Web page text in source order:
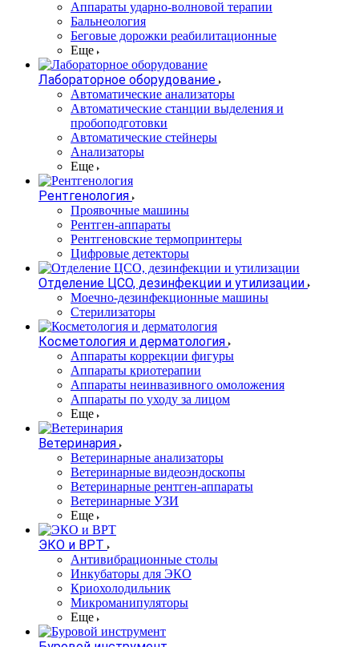
Аппараты ударно-волновой терапии
Бальнеология
Беговые дорожки реабилитационные
Еще
Лабораторное оборудование
Автоматические анализаторы
Автоматические станции выделения и
пробоподготовки
Автоматические стейнеры
Анализаторы
Еще
Рентгенология
Проявочные машины
Рентген-аппараты
Рентгеновские термопринтеры
Цифровые детекторы
Отделение ЦСО, дезинфекции и утилизации
Моечно-дезинфекционные машины
Стерилизаторы
Косметология и дерматология
Аппараты коррекции фигуры
Аппараты криотерапии
Аппараты неинвазивного омоложения
Аппараты по уходу за лицом
Еще
Ветеринария
Ветеринарные анализаторы
Ветеринарные видеоэндоскопы
Ветеринарные рентген-аппараты
Ветеринарные УЗИ
Еще
ЭКО и ВРТ
Антивибрационные столы
Инкубаторы для ЭКО
Криохолодильник
Микроманипуляторы
Еще